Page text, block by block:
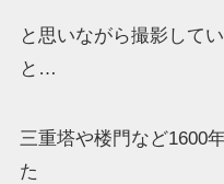
と思いながら撮影して
と…
三重塔や楼門など1600
た